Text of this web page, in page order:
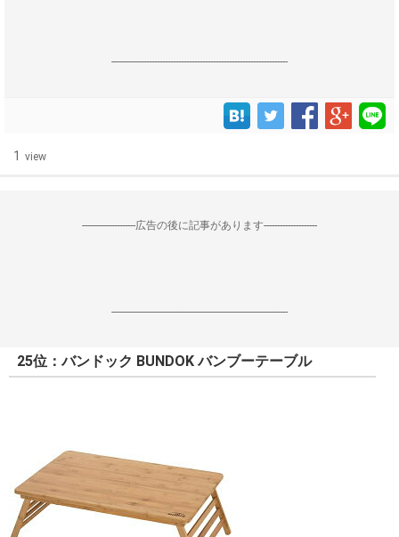
------------------------------------------------------------------
1 view
--------------------広告の後に記事があります--------------------
------------------------------------------------------------------
25位：バンドック BUNDOK バンブーテーブル